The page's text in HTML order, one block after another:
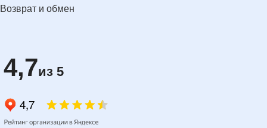
Возврат и обмен
4,7из 5